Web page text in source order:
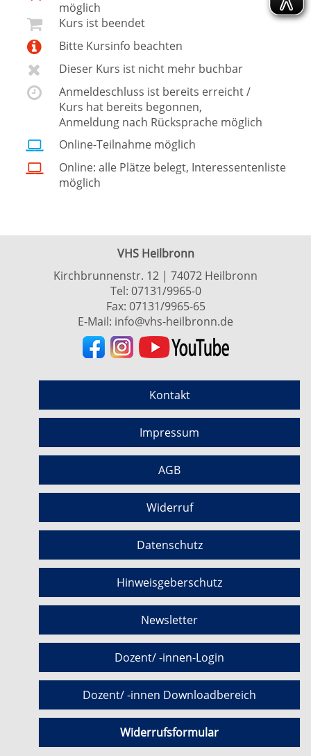
möglich
Kurs ist beendet
Bitte Kursinfo beachten
Dieser Kurs ist nicht mehr buchbar
Anmeldeschluss ist bereits erreicht /
Kurs hat bereits begonnen,
Anmeldung nach Rücksprache möglich
Online-Teilnahme möglich
Online: alle Plätze belegt, Interessentenliste
möglich
VHS Heilbronn
Kirchbrunnenstr. 12 | 74072 Heilbronn
Tel: 07131/9965-0
Fax: 07131/9965-65
E-Mail: info@vhs-heilbronn.de
Kontakt
Impressum
AGB
Widerruf
Datenschutz
Hinweisgeberschutz
Newsletter
Dozent/ -innen-Login
Dozent/ -innen Downloadbereich
Widerrufsformular